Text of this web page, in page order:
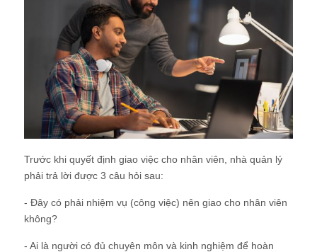
Trước khi quyết định giao việc cho nhân viên, nhà quản lý
phải trả lời được 3 câu hỏi sau:
- Đây có phải nhiệm vụ (công việc) nên giao cho nhân viên
không?
- Ai là người có đủ chuyên môn và kinh nghiệm để hoàn